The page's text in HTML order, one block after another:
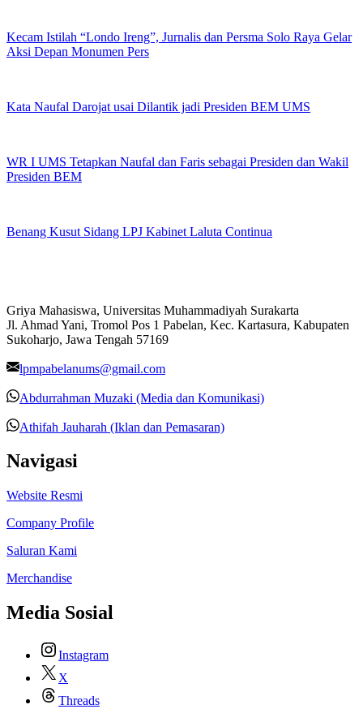
Kecam Istilah “Londo Ireng”, Jurnalis dan Persma Solo Raya Gelar
Aksi Depan Monumen Pers
Kata Naufal Darojat usai Dilantik jadi Presiden BEM UMS
WR I UMS Tetapkan Naufal dan Faris sebagai Presiden dan Wakil
Presiden BEM
Benang Kusut Sidang LPJ Kabinet Laluta Continua
Griya Mahasiswa, Universitas Muhammadiyah Surakarta
Jl. Ahmad Yani, Tromol Pos 1 Pabelan, Kec. Kartasura, Kabupaten
Sukoharjo, Jawa Tengah 57169
lpmpabelanums@gmail.com
Abdurrahman Muzaki (Media dan Komunikasi)
Athifah Jauharah (Iklan dan Pemasaran)
Navigasi
Website Resmi
Company Profile
Saluran Kami
Merchandise
Media Sosial
Instagram
X
Threads